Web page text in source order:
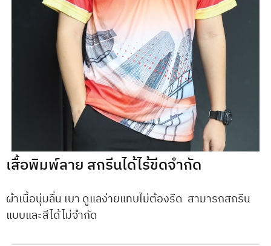
เสื้อพิมพ์ลาย สกรีนได้ไร้ขีดจำกัด
ผ้าเนื้อนุ่มลื่น เบา ดูแลง่ายแทบไม่ต้องรีด สามารถสกรีน
แบบและสีได้ไม่จำกัด